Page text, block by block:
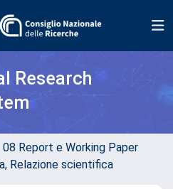
Research
08 Report e Working Paper
Relazione scientifica